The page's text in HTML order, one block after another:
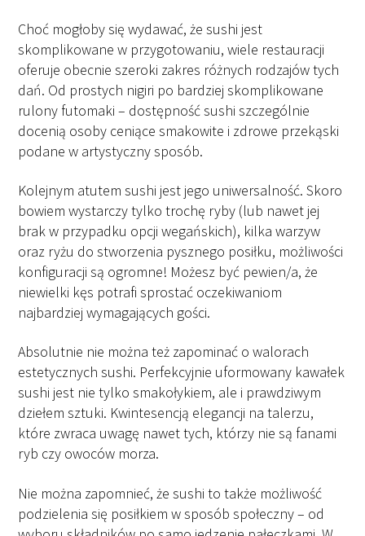
Choć mogłoby się wydawać, że sushi jest
skomplikowane w przygotowaniu, wiele restauracji
oferuje obecnie szeroki zakres różnych rodzajów tych
dań. Od prostych nigiri po bardziej skomplikowane
rulony futomaki – dostępność sushi szczególnie
docenią osoby ceniące smakowite i zdrowe przekąski
podane w artystyczny sposób.
Kolejnym atutem sushi jest jego uniwersalność. Skoro
bowiem wystarczy tylko trochę ryby (lub nawet jej
brak w przypadku opcji wegańskich), kilka warzyw
oraz ryżu do stworzenia pysznego posiłku, możliwości
konfiguracji są ogromne! Możesz być pewien/a, że
niewielki kęs potrafi sprostać oczekiwaniom
najbardziej wymagających gości.
Absolutnie nie można też zapominać o walorach
estetycznych sushi. Perfekcyjnie uformowany kawałek
sushi jest nie tylko smakołykiem, ale i prawdziwym
dziełem sztuki. Kwintesencją elegancji na talerzu,
które zwraca uwagę nawet tych, którzy nie są fanami
ryb czy owoców morza.
Nie można zapomnieć, że sushi to także możliwość
podzielenia się posiłkiem w sposób społeczny – od